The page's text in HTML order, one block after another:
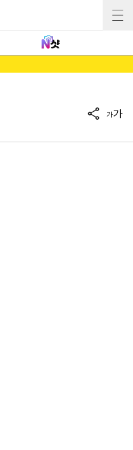
가가